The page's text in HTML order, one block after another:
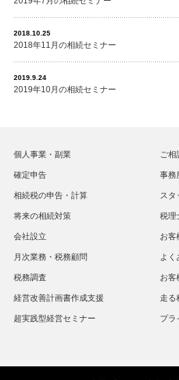
2018.10.25
2018年11月の相続セミナー
2019.9.24
2019年10月の相続セミナー
個人事業・副業
確定申告
相続税の申告・計算
将来の相続対策
会社設立
月次業務・税務顧問
税務調査
経営改善計画書作成支援
超実践型経営セミナー
ご
事務
スタ
税理
お客
よく
お客
走る
プラ